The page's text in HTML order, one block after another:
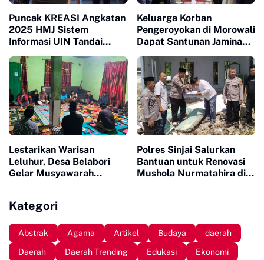
Puncak KREASI Angkatan
2025 HMJ Sistem
Informasi UIN Tandai
Keluarga Korban
Pengeroyokan di Morowali
Dapat Santunan Jaminan
Juta
Lestarikan Warisan
Leluhur, Desa Belabori
Gelar Musyawarah
Polres Sinjai Salurkan
Bantuan untuk Renovasi
Mushola Nurmatahira di
Kategori
Abstrak Agama Artikel Budaya
daerah
Daerah
Daerah Trending Edukasi
Ekonomi